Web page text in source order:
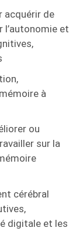
acquérir de
l’autonomie et
à
ou
sur la
cérébral
digitale et les